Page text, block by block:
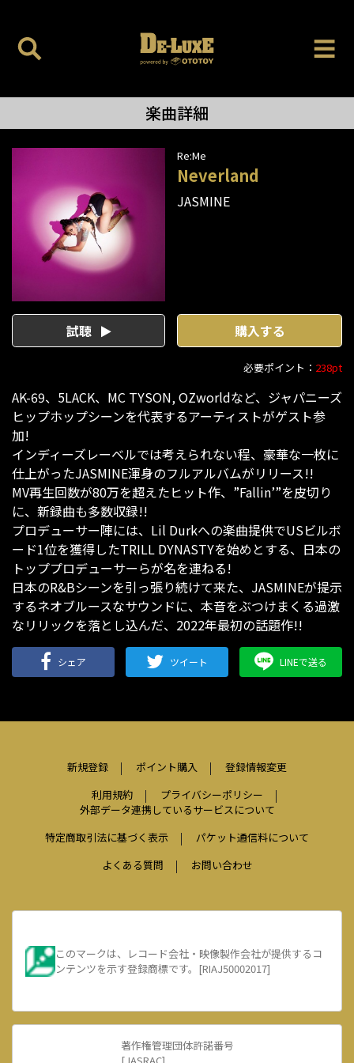
楽曲詳細
Re:Me
Neverland
JASMINE
試聴 購入する
必要ポイント： 238pt
AK-69、5LACK、MC TYSON, OZworldなど、ジャパニーズ
ヒップホップシーンを代表するアーティストがゲスト参
加!
インディーズレーベルでは考えられない程、豪華な一枚に
仕上がったJASMINE渾身のフルアルバムがリリース!!
MV再生回数が80万を超えたヒット作、”Fallin’”を皮切り
に、新録曲も多数収録!!
プロデューサー陣には、Lil Durkへの楽曲提供でUSビルボ
ード1位を獲得したTRILL DYNASTYを始めとする、日本の
トッププロデューサーらが名を連ねる!
日本のR&Bシーンを引っ張り続けて来た、JASMINEが提示
するネオブルースなサウンドに、本音をぶつけまくる過激
なリリックを落とし込んだ、2022年最初の話題作!!
シェア ツイート LINEで送る
新規登録 ポイント購入
登録情報変更
利用規約
プライバシーポリシー
外部データ連携しているサービスについて
特定商取引法に基づく表示
パケット通信料について
よくある質問
お問い合わせ
このマークは、レコード会社・映像製作会社が提供するコ
ンテンツを示す登録商標です。[RIAJ50002017]
著作権管理団体許諾番号